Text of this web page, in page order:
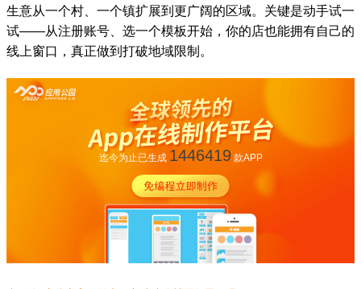
生意从一个村、一个镇扩展到更广阔的区域。关键是动手试一
试——从注册账号、选一个模板开始，你的店也能拥有自己的
线上窗口，真正做到打破地域限制。
迄今为止已生成 1446419款APP